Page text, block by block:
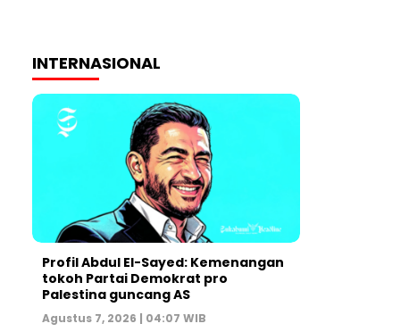
INTERNASIONAL
Profil Abdul El-Sayed: Kemenangan
tokoh Partai Demokrat pro
Palestina guncang AS
Agustus 7, 2026 | 04:07 WIB